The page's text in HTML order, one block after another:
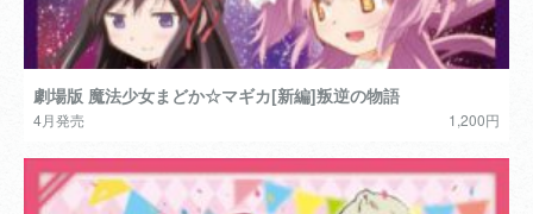
劇場版 魔法少女まどか☆マギカ[新編]叛逆の物語
4月発売 1,200円